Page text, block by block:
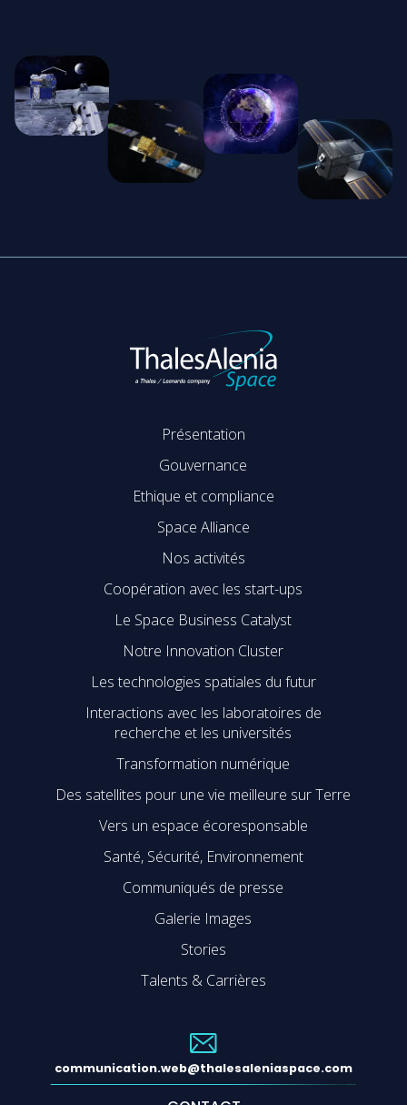
Présentation
Gouvernance
Ethique et compliance
Space Alliance
Nos activités
Coopération avec les start-ups
Le Space Business Catalyst
Notre Innovation Cluster
Les technologies spatiales du futur
Interactions avec les laboratoires de
recherche et les universités
Transformation numérique
Des satellites pour une vie meilleure sur Terre
Vers un espace écoresponsable
Santé, Sécurité, Environnement
Communiqués de presse
Galerie Images
Stories
Talents & Carrières
communication.web@thalesaleniaspace.com